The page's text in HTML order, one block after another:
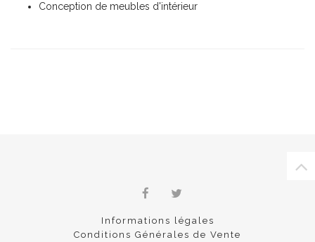
Conception de meubles d'intérieur
Informations légales
Conditions Générales de Vente